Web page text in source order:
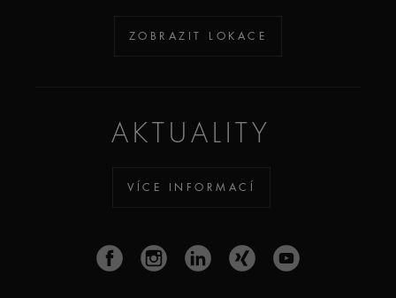
ZOBRAZIT LOKACE
AKTUALITY
VÍCE INFORMACÍ